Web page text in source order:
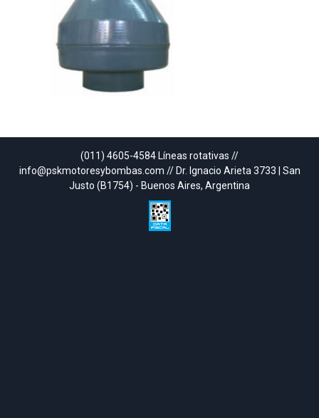
(011) 4605-4584 Líneas rotativas //
info@pskmotoresybombas.com // Dr. Ignacio Arieta 3733 | San
Justo (B1754) - Buenos Aires, Argentina